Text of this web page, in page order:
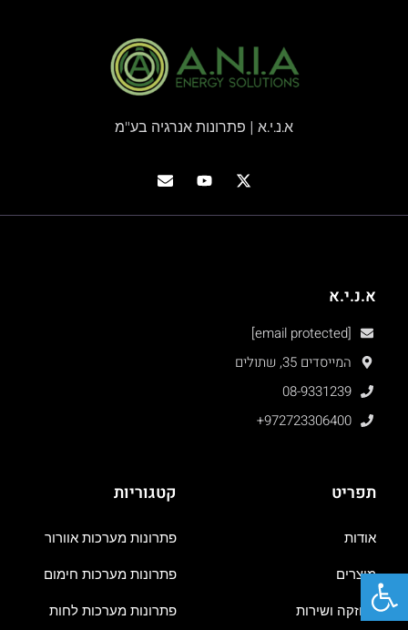
א.נ.י.א | פתרונות אנרגיה בע"מ
א.נ.י.א
[email protected]
המייסדים 35, שתולים
08-9331239
+972723306400
תפריט
אודות
מוצרים
אחזקה ושירות
קטגוריות
פתרונות מערכות אוורור
פתרונות מערכות חימום
פתרונות מערכות לחות
פתח סרגל נגישות